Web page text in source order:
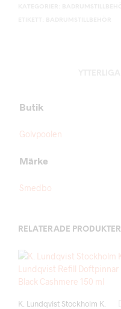
Butik
Golvpoolen
Märke
Smedbo
RELATERADE PRODUKTER
K. Lundqvist Stockholm K.